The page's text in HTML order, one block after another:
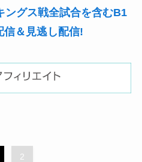
ングス戦全試合を含むB1
信＆見逃し配信!
2